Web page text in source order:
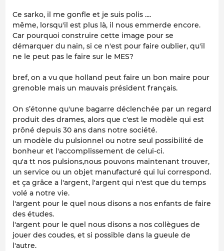
Ce sarko, il me gonfle et je suis polis ....
même, lorsqu'il est plus là, il nous emmerde encore.
Car pourquoi construire cette image pour se
démarquer du nain, si ce n'est pour faire oublier, qu'il
ne le peut pas le faire sur le MES?
bref, on a vu que holland peut faire un bon maire pour
grenoble mais un mauvais président français.
On s’étonne qu'une bagarre déclenchée par un regard
produit des drames, alors que c'est le modèle qui est
prôné depuis 30 ans dans notre société.
un modèle du pulsionnel ou notre seul possibilité de
bonheur et l'accomplissement de celui-ci.
qu'a tt nos pulsions,nous pouvons maintenant trouver,
un service ou un objet manufacturé qui lui correspond.
et ça grâce a l'argent, l'argent qui n'est que du temps
volé a notre vie.
l'argent pour le quel nous disons a nos enfants de faire
des études.
l'argent pour le quel nous disons a nos collègues de
jouer des coudes, et si possible dans la gueule de
l'autre.